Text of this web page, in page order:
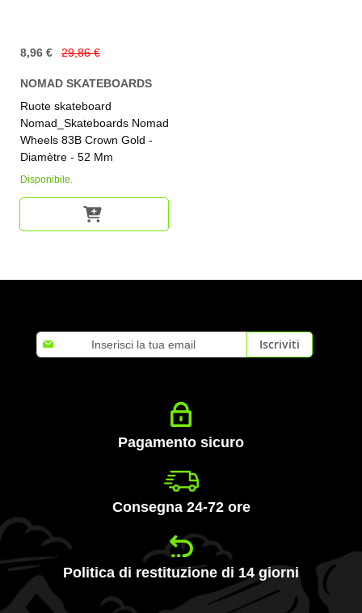
8,96 € 29,86 €
NOMAD SKATEBOARDS
Ruote skateboard
Nomad_Skateboards Nomad
Wheels 83B Crown Gold -
Diamètre - 52 Mm
Disponibile.
Iscriviti
alla
Iscriviti
Pagamento sicuro
Consegna 24-72 ore
Politica di restituzione di 14 giorni